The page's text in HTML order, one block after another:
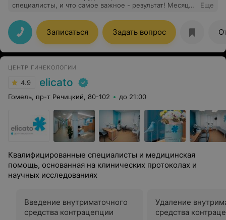
специалисты, и что самое важное - результат! Месяц
грамотному врачу. Спасибо отоневрологу и всему
коллективу
Еще
Записаться Задать вопрос
ЦЕНТР ГИНЕКОЛОГИИ
4.9 elicato
Гомель, пр-т Речицкий, 80-102 до 21:00
Квалифицированные специалисты и медицинская
помощь, основанная на клинических протоколах и
научных исследованиях
Введение внутриматочного
средства контрацепции
Удаление
средства